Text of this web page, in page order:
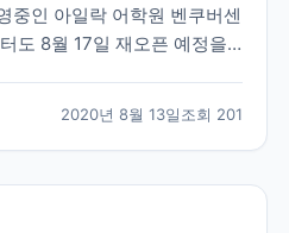
중인 아일락 어학원 벤쿠버센
도 8월 17일 재오픈 예정을
in-person classes
2020년 8월 13일조회 201